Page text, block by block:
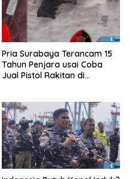
Pria Surabaya Terancam 15
Tahun Penjara usai Coba
Jual Pistol Rakitan di